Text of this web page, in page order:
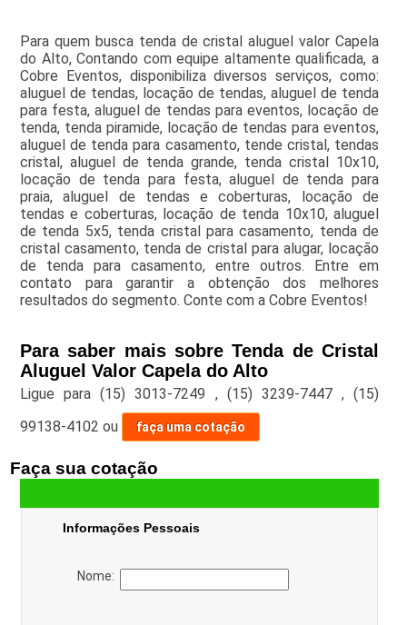
Para quem busca tenda de cristal aluguel valor Capela
do Alto, Contando com equipe altamente qualificada, a
Cobre Eventos, disponibiliza diversos serviços, como:
aluguel de tendas, locação de tendas, aluguel de tenda
para festa, aluguel de tendas para eventos, locação de
tenda, tenda piramide, locação de tendas para eventos,
aluguel de tenda para casamento, tende cristal, tendas
cristal, aluguel de tenda grande, tenda cristal 10x10,
locação de tenda para festa, aluguel de tenda para
praia, aluguel de tendas e coberturas, locação de
tendas e coberturas, locação de tenda 10x10, aluguel
de tenda 5x5, tenda cristal para casamento, tenda de
cristal casamento, tenda de cristal para alugar, locação
de tenda para casamento, entre outros. Entre em
contato para garantir a obtenção dos melhores
resultados do segmento. Conte com a Cobre Eventos!
Para saber mais sobre Tenda de Cristal
Aluguel Valor Capela do Alto
Ligue para(15) 3013-7249 , (15) 3239-7447 ,(15)
99138-4102 ou faça uma cotação
Faça sua cotação
Informações Pessoais
Nome: